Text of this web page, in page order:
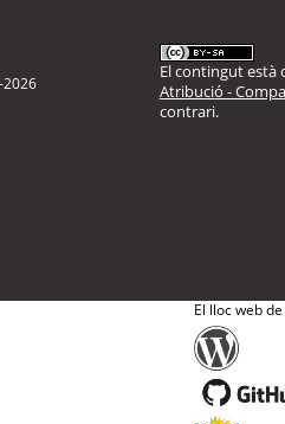
2026
El contingut està
Atribució -
contrari.
El lloc web